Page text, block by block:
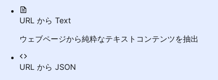
URL から Text
ウェブページから純粋なテキストコンテンツを抽出
URL から JSON